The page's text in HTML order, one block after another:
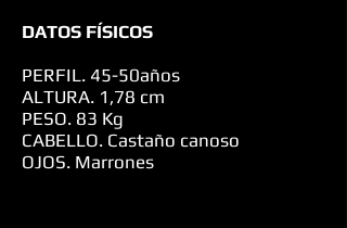
DATOS FÍSICOS
PERFIL. 45-50años
ALTURA. 1,78 cm
PESO. 83 Kg
CABELLO. Castaño canoso
OJOS. Marrones